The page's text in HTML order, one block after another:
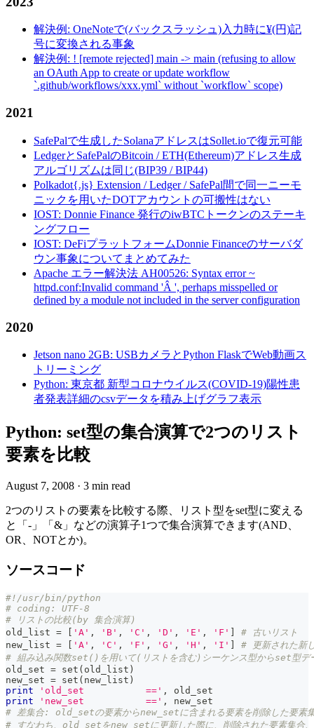
解決例: OneNoteで(バックスラッシュ)入力時に¥(円)記
号に変換される事象
解決例: ! [remote rejected] main -> main (refusing to allow
an OAuth App to create or update workflow
`.github/workflows/xxx.yml` without `workflow` scope)
2021
SafePalで生成したSolanaアドレスはSollet.ioで復元可能
LedgerとSafePalのBitcoin / ETH(Ethereum)アドレス生成
アルゴリズムは同じ(BIP39 / BIP44)
Polkadot{.js} Extension / Ledger / SafePal間で同一ニーモ
ニックを用いたDOTアカウントの可搬性はない
IOST: Donnie Finance 発行のiwBTCトークンのステーキ
ングフロー
IOST: DeFiプラットフォームDonnie Financeのサーバダ
ウン事象についてまとめてみた
Apache エラー解決法 AH00526: Syntax error ~
httpd.conf:Invalid command 'Â ', perhaps misspelled or
defined by a module not included in the server configuration
2020
Jetson nano 2GB: USBカメラとPython FlaskでWeb動画ス
トリーミング
Python: 東京都 新型コロナウイルス(COVID-19)陽性患
者発表詳細のcsvデータを積み上げグラフ表示
Python: set型の集合演算で2つのリスト
要素を比較
August 7, 2008 · 3 min read
2つのリストの要素を比較する際、リスト型をset型に変える
と「-」「&」などの演算子1つで集合演算できます(AND、
OR、NOTとか)。
ソースコード
#!/usr/bin/python
# coding: UTF-8
# リストの比較(by 集合演算)
old_list = [ 'A' , 'B' , 'C' , 'D' , 'E' , 'F' ]
# 古いリスト
new_list = [ 'A' , 'C' , 'F' , 'G' , 'H' , 'I' ]
# 更新された新
# 組み込み関数set()を用いて(リストを含む)シーケンス型からset型デ
old_set = set ( old_list )
new_set = set ( new_list )
print
'old_set           ==' ,
old_set
print
'new_set           ==' ,
new_set
# 差集合: old_setの要素からnew_setに含まれる要素を削除した要素
# すなわち、old_setをnew_setに更新した際に、削除された要素集合